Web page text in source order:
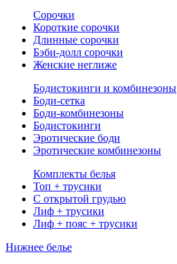
Сорочки
Короткие сорочки
Длинные сорочки
Бэби-долл сорочки
Женские неглиже
Бодистокинги и комбинезоны
Боди-сетка
Боди-комбинезоны
Бодистокинги
Эротические боди
Эротические комбинезоны
Комплекты белья
Топ + трусики
С открытой грудью
Лиф + трусики
Лиф + пояс + трусики
Нижнее белье